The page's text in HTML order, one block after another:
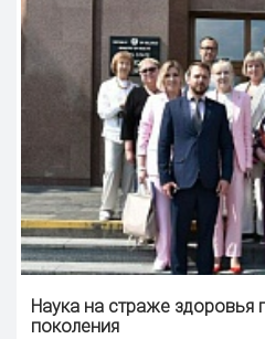
Наука на страже здоровья
поколения